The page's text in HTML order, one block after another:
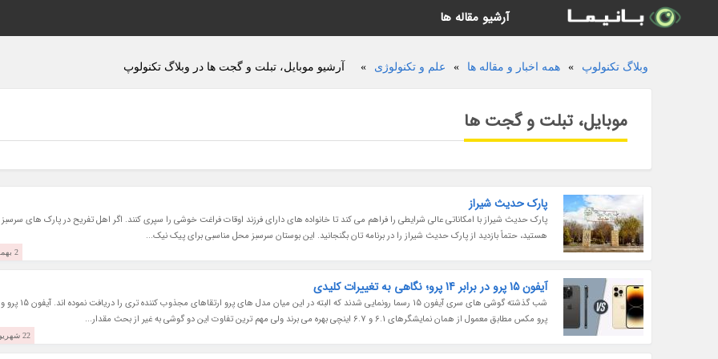
وبلاگ تکنولوپ » همه اخبار و مقاله ها » علم و تکنولوژی » آرشیو موبایل، تبلت و گجت ها در وبلاگ تکنولوپ
موبایل، تبلت و گجت ها
پارک حدیث شیراز
پارک حدیث شیراز با امکاناتی عالی شرایطی را فراهم می کند تا خانواده های دارای فرزند اوقات فراغت خوشی را سپری کنند. اگر اهل تفریح در پارک های سرسبز
هستید، حتماً بازدید از پارک حدیث شیراز را در برنامه تان بگنجانید. این بوستان سرسبز محل مناسبی برای پیک نیک...
2 بهمن 1403
آیفون 15 پرو در برابر 14 پرو؛ نگاهی به تغییرات کلیدی
پرو مکس مطابق معمول از همان نمایشگرهای 6.1 و 6.7 اینچی بهره می برند ولی مهم ترین تفاوت این دو گوشی به غیر از بحث مقدار...
22 شهریور 1402
آرشیو مقاله ها